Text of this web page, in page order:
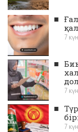
■
7
■
7
■
7